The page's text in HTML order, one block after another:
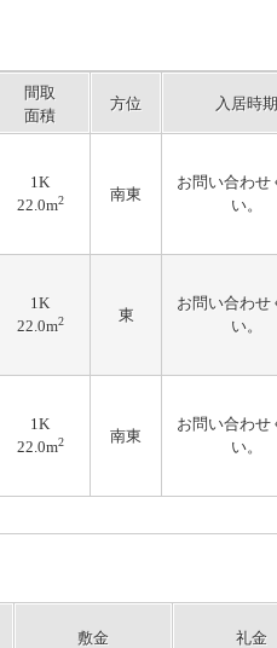
間取
面積
方位 入居時期
1K
22.0m2 南東
お問い合わせ
い。
1K
22.0m2 東
お問い合わせ
い。
1K
22.0m2 南東
お問い合わせ
い。
敷金 礼金